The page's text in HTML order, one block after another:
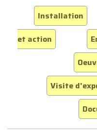
Installation
et action
Visite